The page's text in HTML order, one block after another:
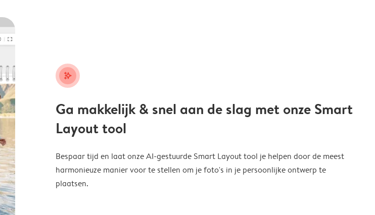
stars_plus
Ga makkelijk & snel aan de slag met onze Smart
Layout tool
Bespaar tijd en laat onze AI-gestuurde Smart Layout tool je helpen door de meest
harmonieuze manier voor te stellen om je foto's in je persoonlijke ontwerp te
plaatsen.